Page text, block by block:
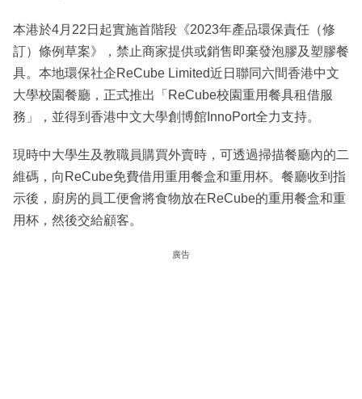
本港於4月22日起實施首階段《2023年產品環保責任（修
訂）條例草案》，禁止商家提供或銷售即棄發泡膠及塑膠餐
具。本地環保社企ReCube Limited近日聯同六間香港中文
大學校園餐廳，正式推出「ReCube校園重用餐具租借服
務」，並得到香港中文大學創博館InnoPort全力支持。
現時中大學生及教職員購買外賣時，可透過掃描餐廳內的二
維碼，向ReCube免費借用重用餐盒和重用杯。餐廳收到指
示後，廚房的員工便會將食物放在ReCube的重用餐盒和重
用杯，然後交給顧客。
廣告